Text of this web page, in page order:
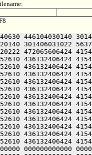
512032444634 435010252610 436132406424 415406030146 321006030140 305461156214 316710353612 516504041636 406472420210 446551151622 476344050244 476411751612 421011750212 512032444634 435010252610 436132406424 415406030146 335006030140 305501156214 316710353612 516504041636 406472420210 446551151622 476344050244 476411751612 421011750212 512032444634 435010252610 436132406424 415406030150 311010547210 466261505206 131661505000 000000000000 000000000000 000000000000 000000000000 000000000000 000000000000 000000000000 000000000000 000000000000 000000000000 000000000000 000000000000 000000000000 000000000000 000000000000 000000000000 000000000000 000000000000 000000000000 000000000000 000000000000 000000000000 000000000000 000000000000 000000000000 000000000000 000000000000 000000000000 000000000000 000000000000 000000000000 000000000000 000000000000 000000000000 000000000000 000000000000 000000000000 000000000000 000000000000 000000000000 000000000000 000000000000 000000000000 000000000000 000000000000 000000000000 000000000000 000000000000 000000000000 000000000000 000000000000 000000000000 000000000000 000000000000 000000000000 000000000000 000000000000 000000000000 000000000000